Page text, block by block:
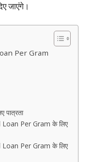
जाएंगे।
Per Gram
पात्रता
Per Gram के लिए
Per Gram के लिए